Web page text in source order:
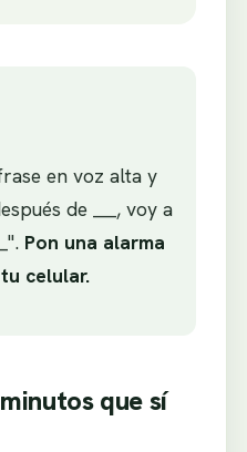
en voz alta y
de ___, voy a
Pon una alarma
celular.
que sí